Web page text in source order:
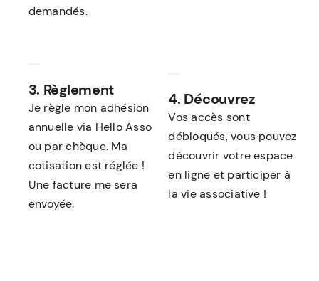
demandés.
3. Règlement
Je règle mon adhésion
annuelle via Hello Asso
ou par chèque. Ma
cotisation est réglée !
Une facture me sera
envoyée.
4. Découvrez
Vos accès sont
débloqués, vous pouvez
découvrir votre espace
en ligne et participer à
la vie associative !